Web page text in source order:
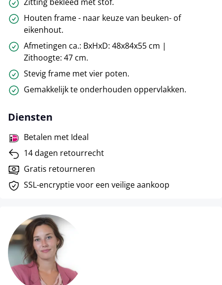
Houten frame - naar keuze van beuken- of
eikenhout.
Afmetingen ca.: BxHxD: 48x84x55 cm |
Zithoogte: 47 cm.
Stevig frame met vier poten.
Gemakkelijk te onderhouden oppervlakken.
Diensten
Betalen met Ideal
14 dagen retourrecht
Gratis retourneren
SSL-encryptie voor een veilige aankoop